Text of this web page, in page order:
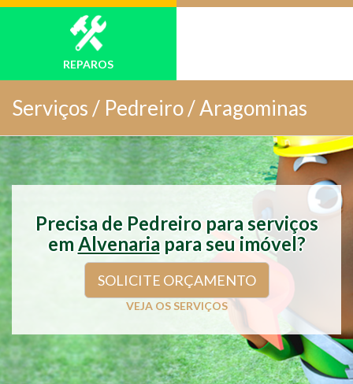
REPAROS
Serviços / Pedreiro / Aragominas
Precisa de Pedreiro para serviços
em Alvenaria para seu imóvel?
SOLICITE ORÇAMENTO
VEJA OS SERVIÇOS